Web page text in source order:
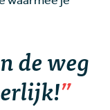
de weg